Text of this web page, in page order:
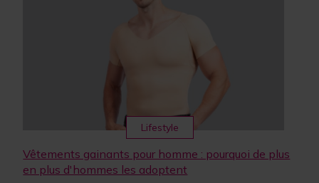
Lifestyle
Vêtements gainants pour homme : pourquoi de plus
en plus d'hommes les adoptent